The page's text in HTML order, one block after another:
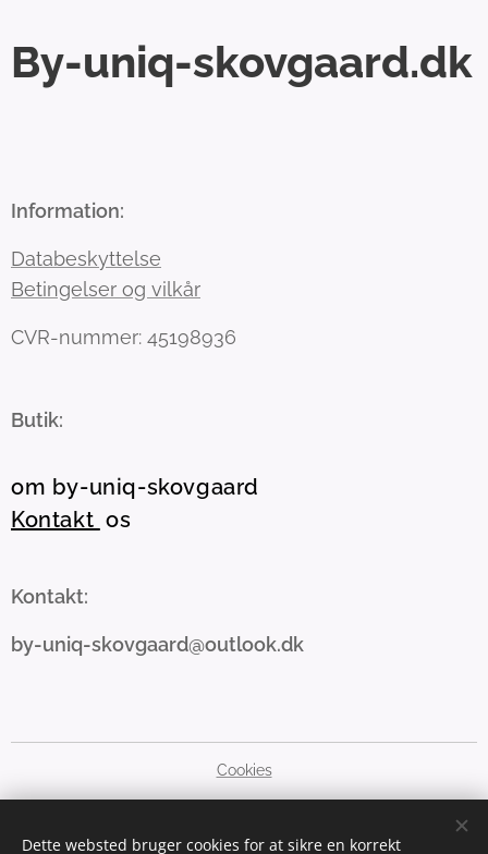
By-uniq-skovgaard.dk
Information:
Databeskyttelse
Betingelser og vilkår
CVR-nummer: 45198936
Butik:
om by-uniq-skovgaard
Kontakt os
Kontakt:
by-uniq-skovgaard@outlook.dk
Cookies
Dette websted bruger cookies for at sikre en korrekt